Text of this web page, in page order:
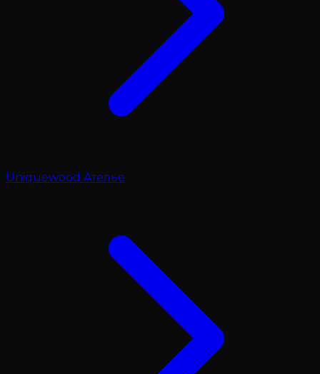
Uniquewood Ателье